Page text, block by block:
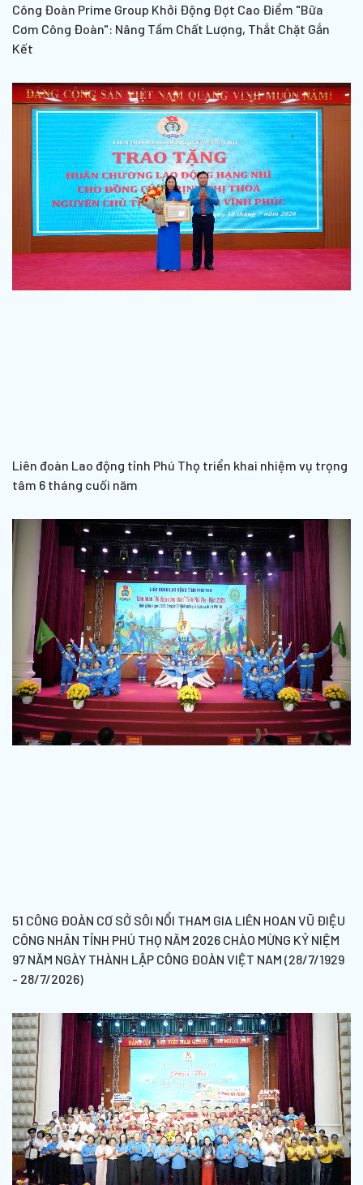
Công Đoàn Prime Group Khởi Động Đợt Cao Điểm "Bữa
Cơm Công Đoàn": Nâng Tầm Chất Lượng, Thắt Chặt Gắn
Kết
Liên đoàn Lao động tỉnh Phú Thọ triển khai nhiệm vụ trọng
tâm 6 tháng cuối năm
51 CÔNG ĐOÀN CƠ SỞ SÔI NỔI THAM GIA LIÊN HOAN VŨ ĐIỆU
CÔNG NHÂN TỈNH PHÚ THỌ NĂM 2026 CHÀO MỪNG KỶ NIỆM
97 NĂM NGÀY THÀNH LẬP CÔNG ĐOÀN VIỆT NAM (28/7/1929
- 28/7/2026)